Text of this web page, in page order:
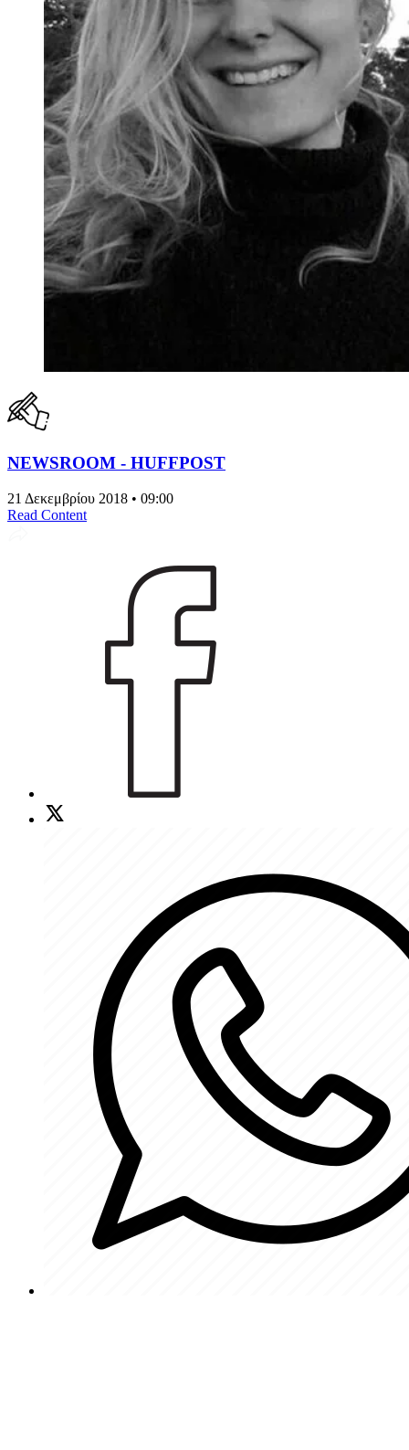
NEWSROOM - HUFFPOST
21 Δεκεμβρίου 2018 • 09:00
Read Content